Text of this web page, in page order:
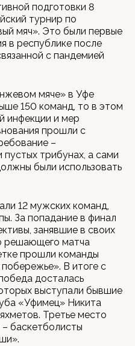
подготовки 8
турнир по
мяч». Это были первые
в республике после
с пандемией
мяче» в Уфе
150 команд, то в этом
инфекции и мер
прошли с
–
трибунах, а сами
были использовать
12 мужских команд,
За попадание в финал
занявшие в своих
решающего матча
прошли команды
В итоге с
досталась
выступали бывшие
«Уфимец» Никита
Третье место
баскетболисты